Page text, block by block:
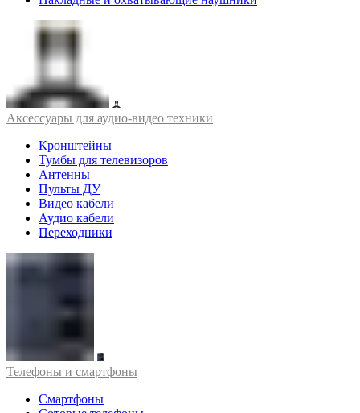
Аксессуары для аудио-видео техники
Кронштейны
Тумбы для телевизоров
Антенны
Пульты ДУ
Видео кабели
Аудио кабели
Переходники
Телефоны и смартфоны
Смартфоны